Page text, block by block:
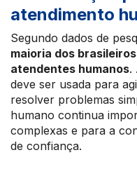
atendimento
Segundo dados de
maioria dos
atendentes humanos.
deve ser usada para
resolver problemas
humano continua
complexas e para a
de confiança.